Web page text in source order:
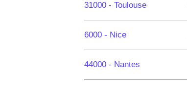
31000 - Toulouse
6000 - Nice
44000 - Nantes